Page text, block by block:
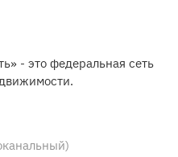
- это федеральная сеть